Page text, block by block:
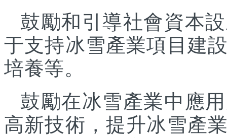
鼓勵和引導社會資本
于支持冰雪產業項目建
培養等。
鼓勵在冰雪產業中應
高新技術，提升冰雪產